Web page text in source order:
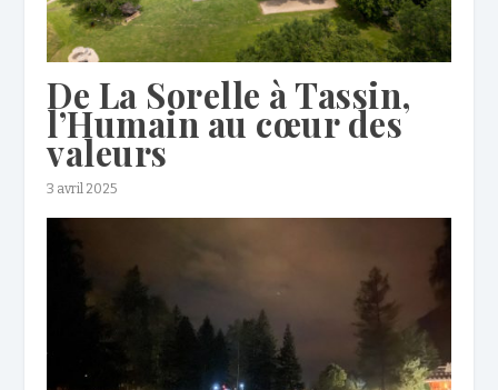
De La Sorelle à Tassin,
l’Humain au cœur des
valeurs
3 avril 2025